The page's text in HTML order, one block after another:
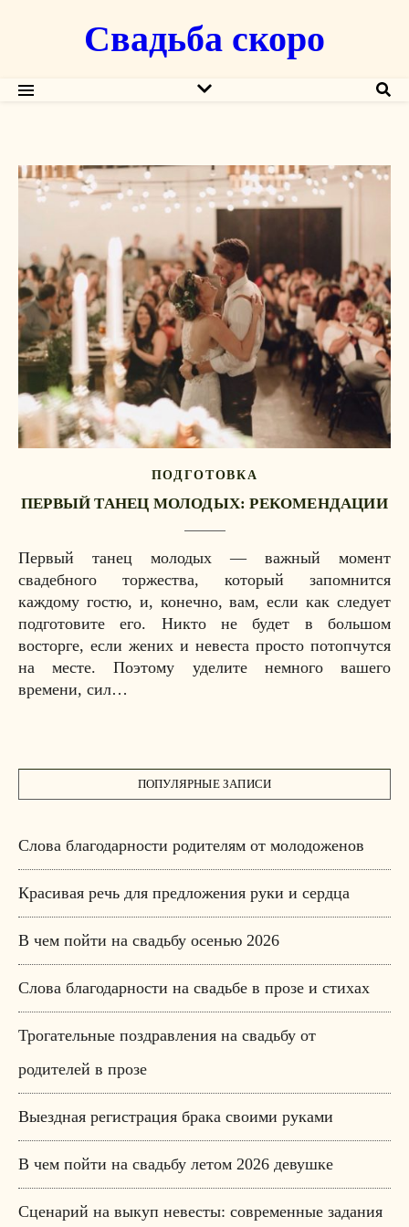
Свадьба скоро
ПОДГОТОВКА
ПЕРВЫЙ ТАНЕЦ МОЛОДЫХ: РЕКОМЕНДАЦИИ
Первый танец молодых — важный момент
свадебного торжества, который запомнится
каждому гостю, и, конечно, вам, если как следует
подготовите его. Никто не будет в большом
восторге, если жених и невеста просто потопчутся
на месте. Поэтому уделите немного вашего
времени, сил…
ПОПУЛЯРНЫЕ ЗАПИСИ
Слова благодарности родителям от молодоженов
Красивая речь для предложения руки и сердца
В чем пойти на свадьбу осенью 2026
Слова благодарности на свадьбе в прозе и стихах
Трогательные поздравления на свадьбу от
родителей в прозе
Выездная регистрация брака своими руками
В чем пойти на свадьбу летом 2026 девушке
Сценарий на выкуп невесты: современные задания